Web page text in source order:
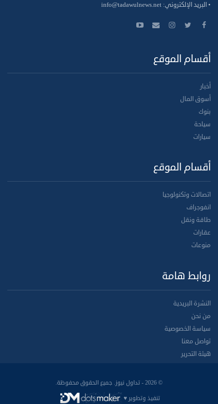
• البريد الإلكتروني: info@tadawulnews.net
أقسام الموقع
أخبار
أسوق المال
بنوك
سياحة
سيارات
أقسام الموقع
اتصالات وتكنولوجيا
انفوجراف
طاقة ونقل
عقارات
منوعات
روابط هامة
النشرة البريدية
من نحن
سياسة الخصوصية
تواصل معنا
هيئة التحرير
© 2026 - تداول نيوز. جميع الحقوق محفوظة.
تنفيذ وتطوير ♥